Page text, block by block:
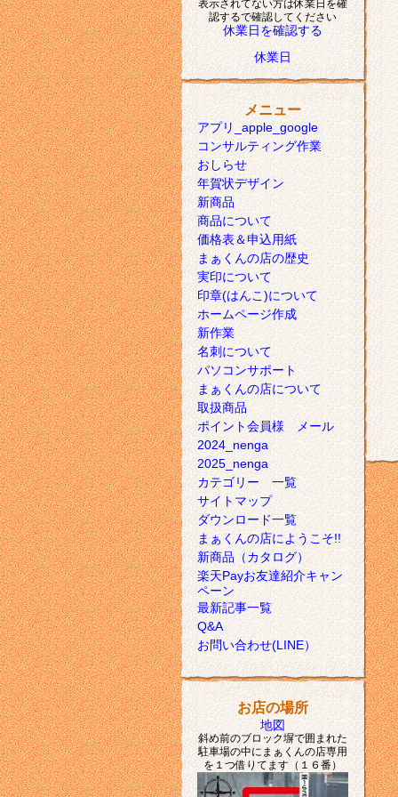
表示されてない方は休業日を確
認するで確認してください
休業日を確認する
休業日
メニュー
アプリ_apple_google
コンサルティング作業
おしらせ
年賀状デザイン
新商品
商品について
価格表＆申込用紙
まぁくんの店の歴史
実印について
印章(はんこ)について
ホームページ作成
新作業
名刺について
パソコンサポート
まぁくんの店について
取扱商品
ポイント会員様 メール
2024_nenga
2025_nenga
カテゴリー 一覧
サイトマップ
ダウンロード一覧
まぁくんの店にようこそ!!
新商品（カタログ）
楽天Payお友達紹介キャン
ペーン
最新記事一覧
Q&A
お問い合わせ(LINE）
お店の場所
地図
斜め前のブロック塀で囲まれた
駐車場の中にまぁくんの店専用
を１つ借りてます（１６番）